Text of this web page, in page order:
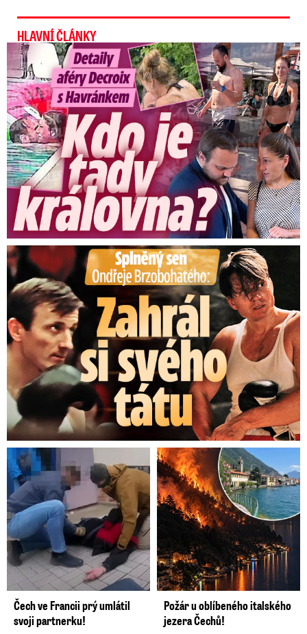
HLAVNÍ ČLÁNKY
Detaily aféry Decroix s Havránkem: Kdo je tady královna?
Splněný sen Ondřeje Brzobohatého: Zahrál si svého tátu
Čech ve Francii prý umlátil
svoji partnerku!
Požár u oblíbeného italského
jezera Čechů!